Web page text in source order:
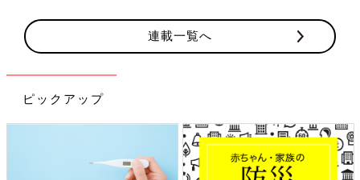
情豊かにできることも少しずつ増え、毎日が楽
しい時期ですよね。そんな大切な時期を家族で
お祝いし、思い出に残るよう記念に写真に収め
インスタグラムの投稿からおうちスタジオの撮影アイデアをご紹
介しました。タペストリーやバルーン、家にあるものなどを利用
きます。ぜひ参考にしてみてくださいね。
連載一覧へ
ピックアップ